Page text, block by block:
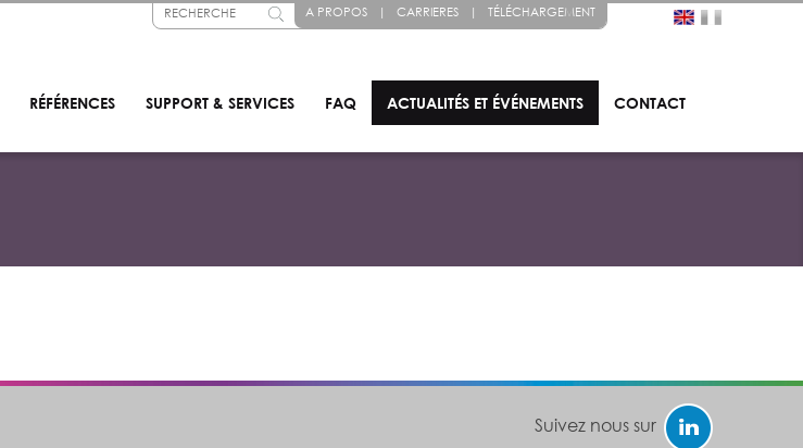
A PROPOS | CARRIERES | TÉLÉCHARGEMENT
RÉFÉRENCES SUPPORT & SERVICES FAQ ACTUALITÉS ET ÉVÉNEMENTS CONTACT
Suivez nous sur